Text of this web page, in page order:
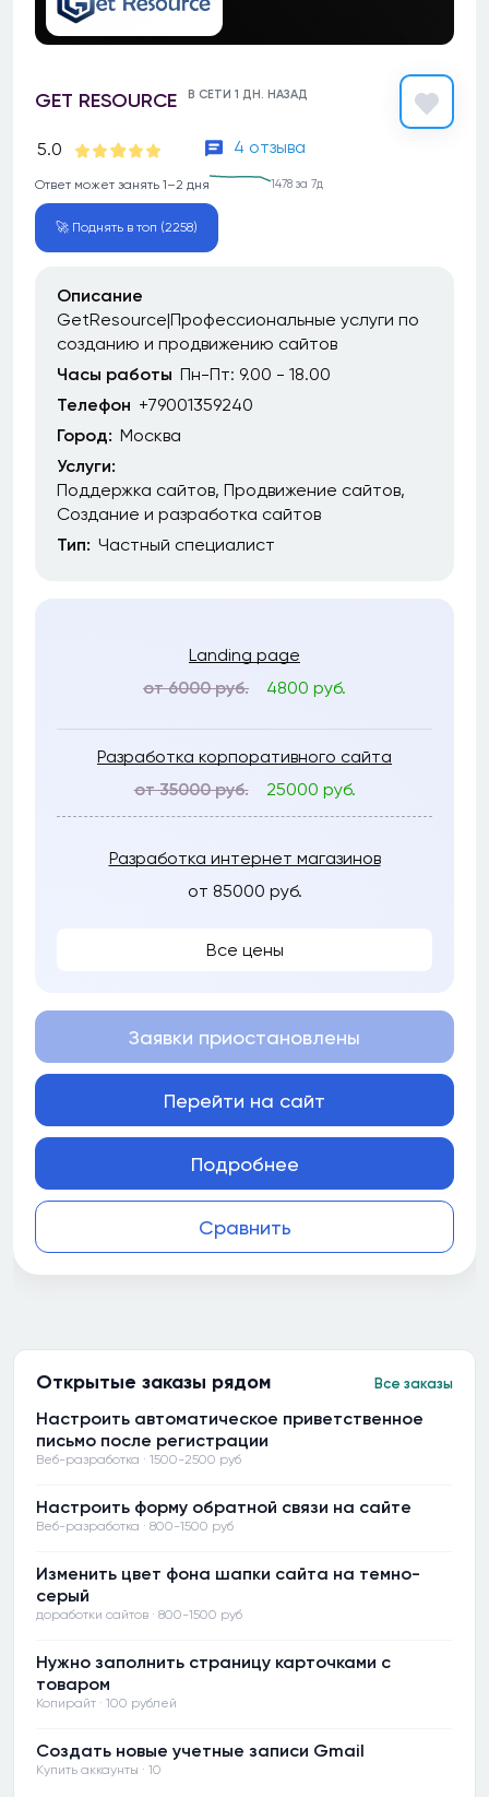
GET RESOURCE В СЕТИ 1 ДН. НАЗАД
5.0 4 отзыва
Ответ может занять 1–2 дня 1478 за 7д
🚀 Поднять в топ (2258)
Описание
GetResource|Профессиональные услуги по
созданию и продвижению сайтов
Часы работы Пн-Пт: 9.00 - 18.00
Телефон +79001359240
Город: Москва
Услуги:
Поддержка сайтов Продвижение сайтов
Создание и разработка сайтов
Тип: Частный специалист
Landing page
от 6000 руб.
4800 руб.
Разработка корпоративного сайта
от 35000 руб.
25000 руб.
Разработка интернет магазинов
от 85000 руб.
Все цены
Сравнить
Заявки приостановлены
Перейти на сайт
Подробнее
Открытые заказы рядом Все заказы
Настроить автоматическое приветственное
письмо после регистрации
Веб-разработка · 1500-2500 руб
Настроить форму обратной связи на сайте
Веб-разработка · 800-1500 руб
Изменить цвет фона шапки сайта на темно-
серый
доработки сайтов · 800-1500 руб
Нужно заполнить страницу карточками с
товаром
Копирайт · 100 рублей
Создать новые учетные записи Gmail
Купить аккаунты · 10